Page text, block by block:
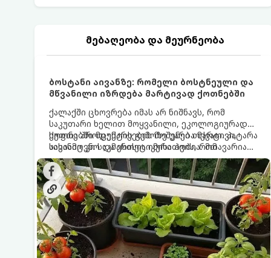
მებაღეობა და მეურნეობა
ბოსტანი აივანზე: რომელი ბოსტნეული და
მწვანილი იზრდება მარტივად ქოთნებში
ქალაქში ცხოვრება იმას არ ნიშნავს, რომ
საკუთარი ხელით მოყვანილი, ეკოლოგიურად
სუფთა პროდუქტის გემოზე უარი თქვათ. პატარა
აივანიც კი საკმარისია იმისათვის, რომ
მოიწყოთ მინი-ბოსტანი, საიდანაც
ყოველდღიურად ახალ, არომატულ მწვანილსა
და ბოსტნეულს მოკრეფთ.
ქოთნებში მცენარეების მოშენება მარტივი,
სასიამოვნო და ესთეტიკური ჰობია. მთავარია
იცოდეთ, რომელი კულტურები ეგუებიან
ქოთნის პირობებს ყველაზე კარგად და როგორ
მოუაროთ მათ სწორად.